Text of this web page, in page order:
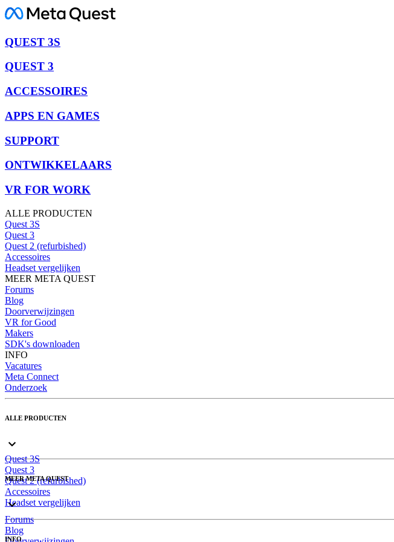
QUEST 3S
QUEST 3
ACCESSOIRES
APPS EN GAMES
SUPPORT
ONTWIKKELAARS
VR FOR WORK
ALLE PRODUCTEN
Quest 3S
Quest 3
Quest 2 (refurbished)
Accessoires
Headset vergelijken
MEER META QUEST
Forums
Blog
Doorverwijzingen
VR for Good
Makers
SDK's downloaden
INFO
Vacatures
Meta Connect
Onderzoek
ALLE PRODUCTEN
Quest 3S
Quest 3
Quest 2 (refurbished)
Accessoires
Headset vergelijken
MEER META QUEST
Forums
Blog
INFO